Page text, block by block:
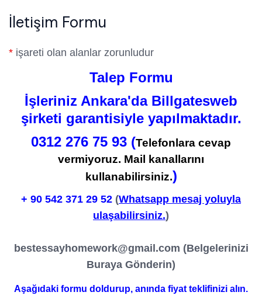
İletişim Formu
* işareti olan alanlar zorunludur
Talep Formu
İşleriniz Ankara'da Billgatesweb
şirketi garantisiyle yapılmaktadır.
0312 276 75 93 (Telefonlara cevap
vermiyoruz. Mail kanallarını
kullanabilirsiniz.)
+ 90 542 371 29 52 (Whatsapp mesaj yoluyla
ulaşabilirsiniz.)
bestessayhomework@gmail.com (Belgelerinizi
Buraya Gönderin)
Aşağıdaki formu doldurup, anında fiyat teklifinizi alın.